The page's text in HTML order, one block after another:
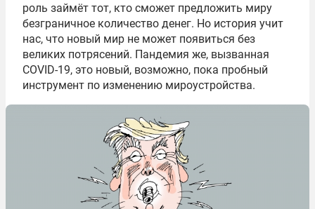
роль займёт тот, кто сможет предложить миру
безграничное количество денег. Но история учит
нас, что новый мир не может появиться без
великих потрясений. Пандемия же, вызванная
COVID-19, это новый, возможно, пока пробный
инструмент по изменению мироустройства.